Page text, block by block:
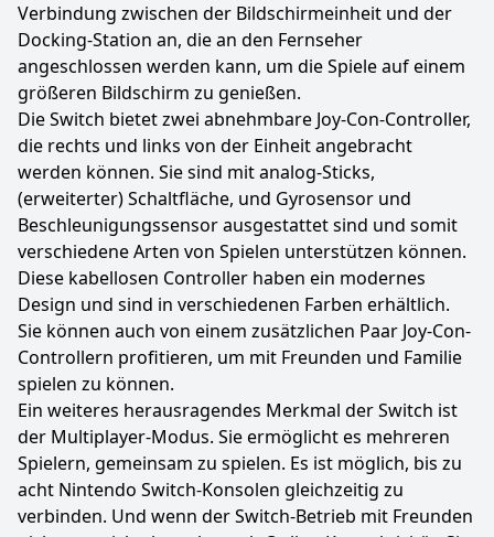
Verbindung zwischen der Bildschirmeinheit und der
Docking-Station an, die an den Fernseher
angeschlossen werden kann, um die Spiele auf einem
größeren Bildschirm zu genießen.
Die Switch bietet zwei abnehmbare Joy-Con-Controller,
die rechts und links von der Einheit angebracht
werden können. Sie sind mit analog-Sticks,
(erweiterter) Schaltfläche, und Gyrosensor und
Beschleunigungssensor ausgestattet sind und somit
verschiedene Arten von Spielen unterstützen können.
Diese kabellosen Controller haben ein modernes
Design und sind in verschiedenen Farben erhältlich.
Sie können auch von einem zusätzlichen Paar Joy-Con-
Controllern profitieren, um mit Freunden und Familie
spielen zu können.
Ein weiteres herausragendes Merkmal der Switch ist
der Multiplayer-Modus. Sie ermöglicht es mehreren
Spielern, gemeinsam zu spielen. Es ist möglich, bis zu
acht Nintendo Switch-Konsolen gleichzeitig zu
verbinden. Und wenn der Switch-Betrieb mit Freunden